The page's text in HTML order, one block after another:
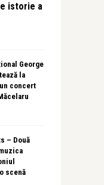
istorie a
George
la
concert
– Două
scenă